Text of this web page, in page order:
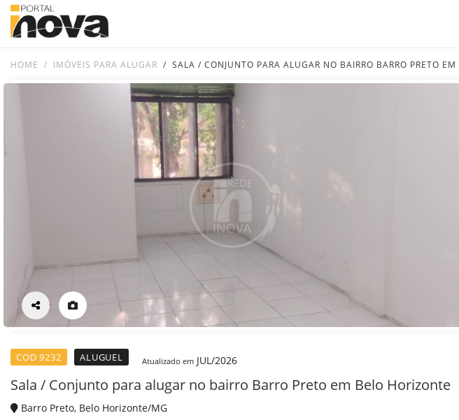
HOME IMÓVEIS PARA ALUGAR SALA / CONJUNTO PARA ALUGAR NO BAIRRO BARRO PRETO
COD 9232 ALUGUEL Atualizado em JUL/2026
Sala / Conjunto para alugar no bairro Barro Preto em Belo Horizonte
Barro Preto, Belo Horizonte/MG